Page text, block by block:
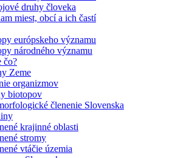
druhy človeka
miest, obcí a ich častí
európskeho významu
národného významu
čo?
Zeme
organizmov
biotopov
členenie Slovenska
krajinné oblasti
stromy
vtáčie územia